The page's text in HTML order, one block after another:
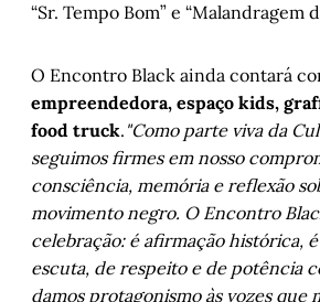
“Sr. Tempo Bom” e “Malandragem
O Encontro Black ainda contará
empreendedora, espaço kids,
food truck. "Como parte viva da
seguimos firmes em nosso
consciência, memória e reflexão
movimento negro. O Encontro
celebração: é afirmação histórica,
escuta, de respeito e de potência
damos protagonismo às vozes que